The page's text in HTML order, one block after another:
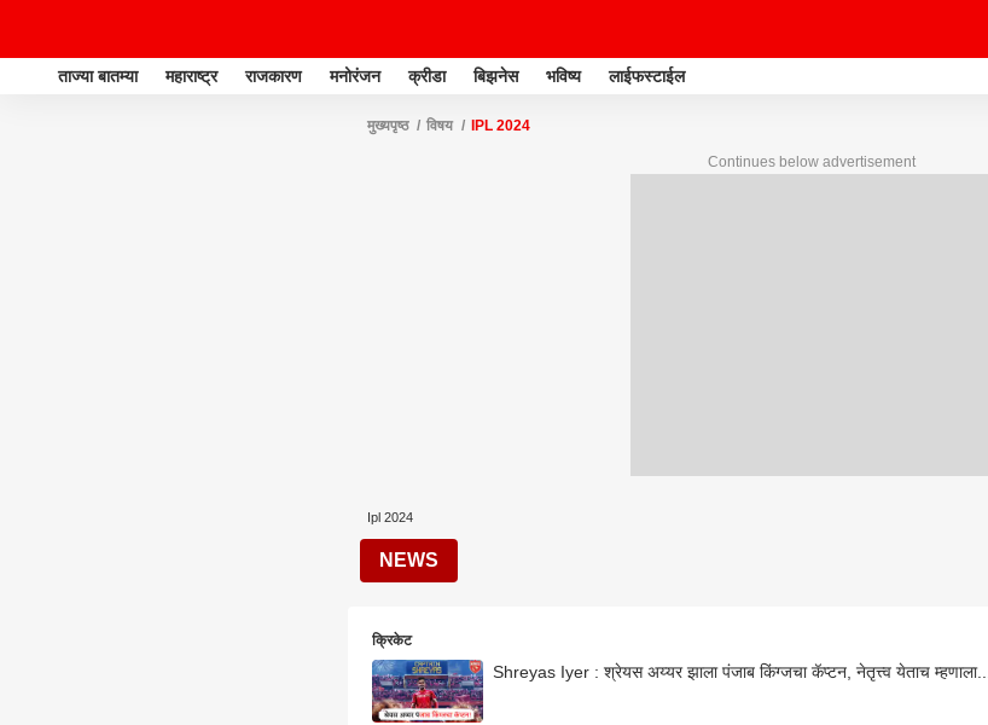
ताज्या बातम्या महाराष्ट्र राजकारण मनोरंजन क्रीडा बिझनेस भविष्य लाईफस्टाईल
मुख्यपृष्ठ विषय IPL 2024
Continues below advertisement
Ipl 2024
NEWS
क्रिकेट
Shreyas Iyer : श्रेयस अय्यर झाला पंजाब किंग्जचा कॅप्टन, नेतृत्त्व येताच म्हणाला....